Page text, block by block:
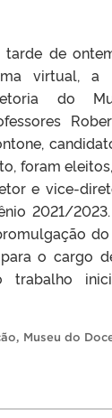
tarde de
virtual, a
do
foram
e vice-
2021/
o cargo
trabalho
, Museu do